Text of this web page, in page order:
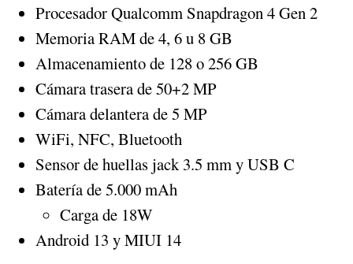
Procesador Qualcomm Snapdragon 4 Gen 2
Memoria RAM de 4, 6 u 8 GB
Almacenamiento de 128 o 256 GB
Cámara trasera de 50+2 MP
Cámara delantera de 5 MP
WiFi, NFC, Bluetooth
Sensor de huellas jack 3.5 mm y USB C
Batería de 5.000 mAh
Carga de 18W
Android 13 y MIUI 14